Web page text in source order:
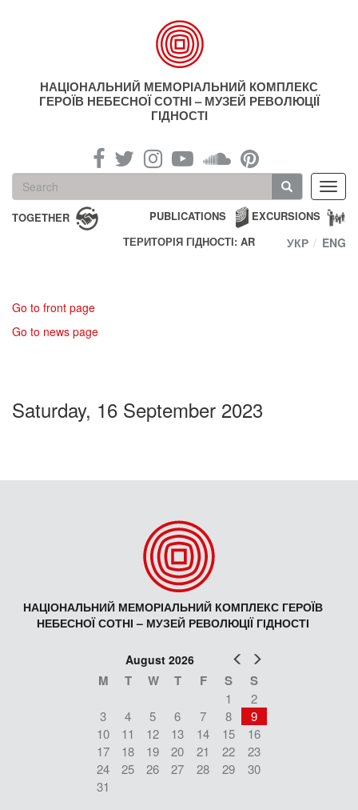
НАЦІОНАЛЬНИЙ МЕМОРІАЛЬНИЙ КОМПЛЕКС
ГЕРОЇВ НЕБЕСНОЇ СОТНІ – МУЗЕЙ РЕВОЛЮЦІЇ
ГІДНОСТІ
Search
form
Search
TOGETHER EXCURSIONS
PUBLICATIONS
ТЕРИТОРІЯ ГІДНОСТІ: AR
УКР ENG
Go to front page
Go to news page
Saturday, 16 September 2023
НАЦІОНАЛЬНИЙ МЕМОРІАЛЬНИЙ КОМПЛЕКС ГЕРОЇВ
НЕБЕСНОЇ СОТНІ – МУЗЕЙ РЕВОЛЮЦІЇ ГІДНОСТІ
Prev
August 2026
M T W T F S S
1
2
3
4 5 6 7 8
9
10
11 12 13 14 15
16
17
18 19 20 21 22
23
24
25 26 27 28 29
30
31